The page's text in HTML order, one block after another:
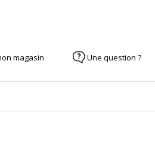
magasin Une question ?